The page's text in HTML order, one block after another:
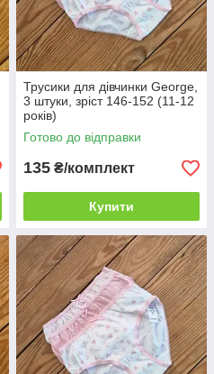
Трусики для дівчинки George,
3 штуки, зріст 146-152 (11-12
років)
Готово до відправки
135 ₴/комплект
Купити